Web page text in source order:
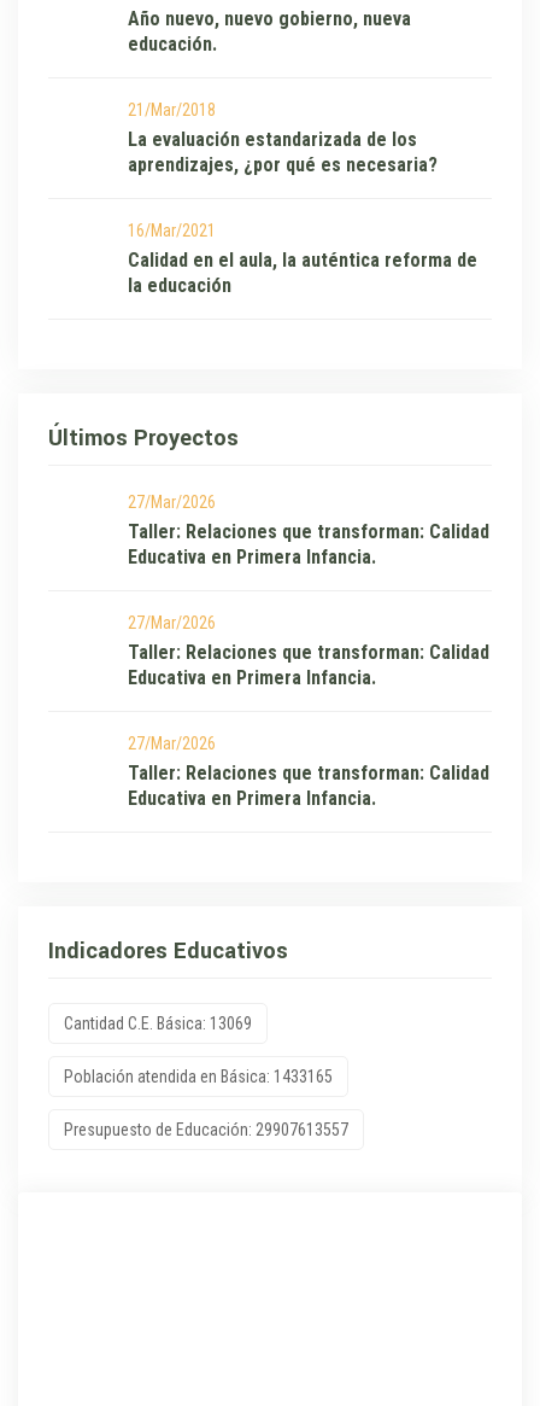
Año nuevo, nuevo gobierno, nueva
educación.
21/Mar/2018
La evaluación estandarizada de los
aprendizajes, ¿por qué es necesaria?
16/Mar/2021
Calidad en el aula, la auténtica reforma de
la educación
Últimos Proyectos
27/Mar/2026
Taller: Relaciones que transforman: Calidad
Educativa en Primera Infancia.
27/Mar/2026
Taller: Relaciones que transforman: Calidad
Educativa en Primera Infancia.
27/Mar/2026
Taller: Relaciones que transforman: Calidad
Educativa en Primera Infancia.
Indicadores Educativos
Cantidad C.E. Básica: 13069
Población atendida en Básica: 1433165
Presupuesto de Educación: 29907613557